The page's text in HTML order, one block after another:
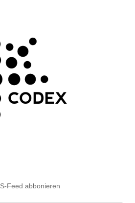
Feed abbonieren